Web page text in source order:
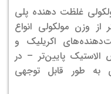
غلظت دهنده پلی
از وزن مولکولی انواع
اکریلیک و
پایین‌تر – در
به طور قابل توجهی